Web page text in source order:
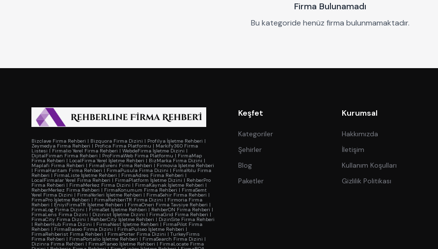
Firma Bulunamadı
Bu kategoride henüz firma bulunmamaktadır.
Bizclave Firma Rehberi | Bizquora Firma Dizini | Profilya İşletme Rehberi |
Zeymedya Firma Rehberi | Profica Firma Platformu | Markify360 Firma
Listesi | Firmalio Yerel Firma Rehberi | WebdeFirma İşletme Dizini |
DijitalFirman Firma Rehberi | ProFirmaWeb Firma Platformu | FirmaMap
Firma Rehberi | LocalFirma Yerel İşletme Rehberi | BizMarka Firma Dizini |
Maplafi Firma Rehberi | FirmaEvreni Firma Rehberi | Firmovia İşletme Rehberi
| FirmaHaritam Firma Rehberi | FirmaPusula Firma Dizini | FirmaYolu Firma
Rehberi | FirmaListe İşletme Rehberi | FirmaAdres Firma Rehberi |
LocalFirmalar Yerel Firma Rehberi | FirmaPlatform İşletme Dizini | RehberPro
Firma Rehberi | FirmaMerkez Firma Dizini | FirmaKaynak İşletme Rehberi |
RehberMerkez Firma Rehberi | FirmaKonumum Firma Rehberi | FirmaSemt
Yerel Firma Dizini | FirmaYerleri İşletme Rehberi | FirmaSehir Firma Rehberi |
FirmaPro İşletme Rehberi | FirmaRehberiTR Firma Dizini | Firmoria Firma
Rehberi | EniyiFirmaTR İşletme Rehberi | FirmaOneri Firma Tavsiye Rehberi |
FirmaLog Firma Dizini | FirmaSet İşletme Rehberi | RehberON Firma Rehberi |
FirmaLens Firma Dizini | Dizinist İşletme Dizini | FirmaGrid Firma Rehberi |
FirmaCity Firma Dizini | RehberCity İşletme Rehberi | DizinSite Firma Rehberi
| RehberHub Firma Dizini | FirmaNest İşletme Rehberi | FirmaPilot Firma
Rehberi | FirmaBaseo Firma Dizini | FirmaPulseo İşletme Rehberi |
FirmaRehberist Firma Rehberi | FirmaPorter Firma Dizini | TurkeyFirms
Firma Rehberi | FirmaPortalio İşletme Rehberi | FirmaSearch Firma Dizini |
Dizinra Firma Rehberi | FirmaPlaneo İşletme Rehberi | FirmaLocate Firma
Keşfet
Kategoriler
Şehirler
Blog
Paketler
Kurumsal
Hakkımızda
İletişim
Kullanım Koşulları
Gizlilik Politikası